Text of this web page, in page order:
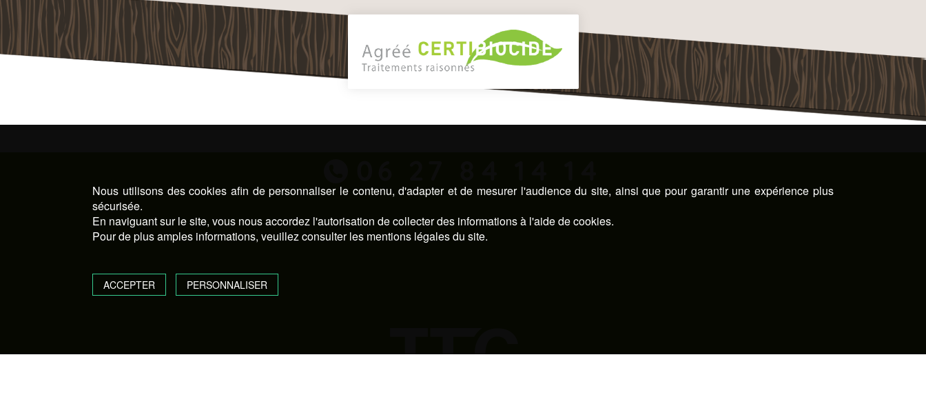
N’HÉSITEZ PAS, CONTACTEZ NOUS !
Nous utilisons des cookies afin de personnaliser le contenu, d'adapter et de mesurer l'audience du site, ainsi que pour garantir une expérience plus
sécurisée.
En naviguant sur le site, vous nous accordez l'autorisation de collecter des informations à l'aide de cookies.
Pour de plus amples informations, veuillez consulter les mentions légales du site.
ACCEPTER PERSONNALISER